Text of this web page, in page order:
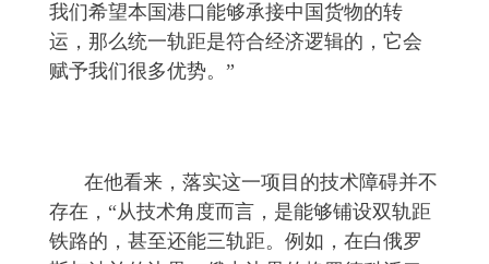
我们希望本国港口能够承接中国货物的转
运，那么统一轨距是符合经济逻辑的，它会
赋予我们很多优势。”
在他看来，落实这一项目的技术障碍并不
存在，“从技术角度而言，是能够铺设双轨距
铁路的，甚至还能三轨距。例如，在白俄罗